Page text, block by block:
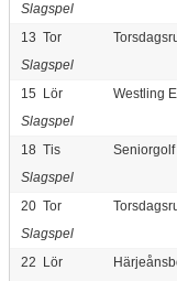
Slagspel
13 Tor
Slagspel
15
Lör
Westling
Slagspel
18 Tis
Seniorgolf
Slagspel
20 Tor
Slagspel
22
Lör